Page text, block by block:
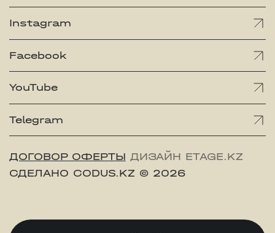
Instagram
Facebook
YouTube
Telegram
ДОГОВОР ОФЕРТЫ ДИЗАЙН ETAGE.KZ
СДЕЛАНО CODUS.KZ © 2026